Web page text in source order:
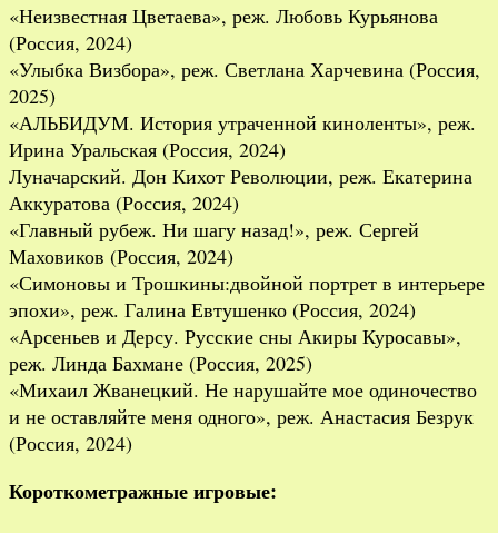
«Неизвестная Цветаева», реж. Любовь Курьянова
(Россия, 2024)
«Улыбка Визбора», реж. Светлана Харчевина (Россия,
2025)
«АЛЬБИДУМ. История утраченной киноленты», реж.
Ирина Уральская (Россия, 2024)
Луначарский. Дон Кихот Революции, реж. Екатерина
Аккуратова (Россия, 2024)
«Главный рубеж. Ни шагу назад!», реж. Сергей
Маховиков (Россия, 2024)
«Симоновы и Трошкины:двойной портрет в интерьере
эпохи», реж. Галина Евтушенко (Россия, 2024)
«Арсеньев и Дерсу. Русские сны Акиры Куросавы»,
реж. Линда Бахмане (Россия, 2025)
«Михаил Жванецкий. Не нарушайте мое одиночество
и не оставляйте меня одного», реж. Анастасия Безрук
(Россия, 2024)
Короткометражные игровые: